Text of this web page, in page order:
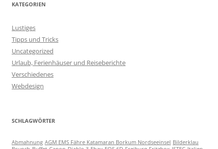
KATEGORIEN
Lustiges
Tipps und Tricks
Uncategorized
Urlaub, Ferienhäuser und Reiseberichte
Verschiedenes
Webdesign
SCHLAGWÖRTER
Abmahnung AGM EMS Fähre Katamaran Borkum Nordseeinsel Bilderklau